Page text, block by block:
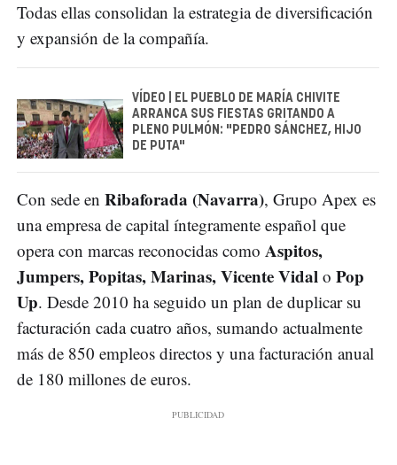
Todas ellas consolidan la estrategia de diversificación
y expansión de la compañía.
VÍDEO | EL PUEBLO DE MARÍA CHIVITE
ARRANCA SUS FIESTAS GRITANDO A
PLENO PULMÓN: "PEDRO SÁNCHEZ, HIJO
DE PUTA"
Con sede en Ribaforada (Navarra), Grupo Apex es
una empresa de capital íntegramente español que
opera con marcas reconocidas como Aspitos,
Jumpers, Popitas, Marinas, Vicente Vidal o Pop
Up. Desde 2010 ha seguido un plan de duplicar su
facturación cada cuatro años, sumando actualmente
más de 850 empleos directos y una facturación anual
de 180 millones de euros.